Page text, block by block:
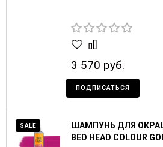
3 570 руб.
ПОДПИСАТЬСЯ
SALE
ШАМПУНЬ ДЛЯ
BED HEAD COLOUR